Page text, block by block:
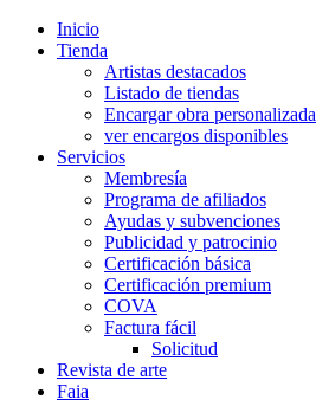
Inicio
Tienda
Artistas destacados
Listado de tiendas
Encargar obra personalizada
ver encargos disponibles
Servicios
Membresía
Programa de afiliados
Ayudas y subvenciones
Publicidad y patrocinio
Certificación básica
Certificación premium
COVA
Factura fácil
Solicitud
Revista de arte
Faia